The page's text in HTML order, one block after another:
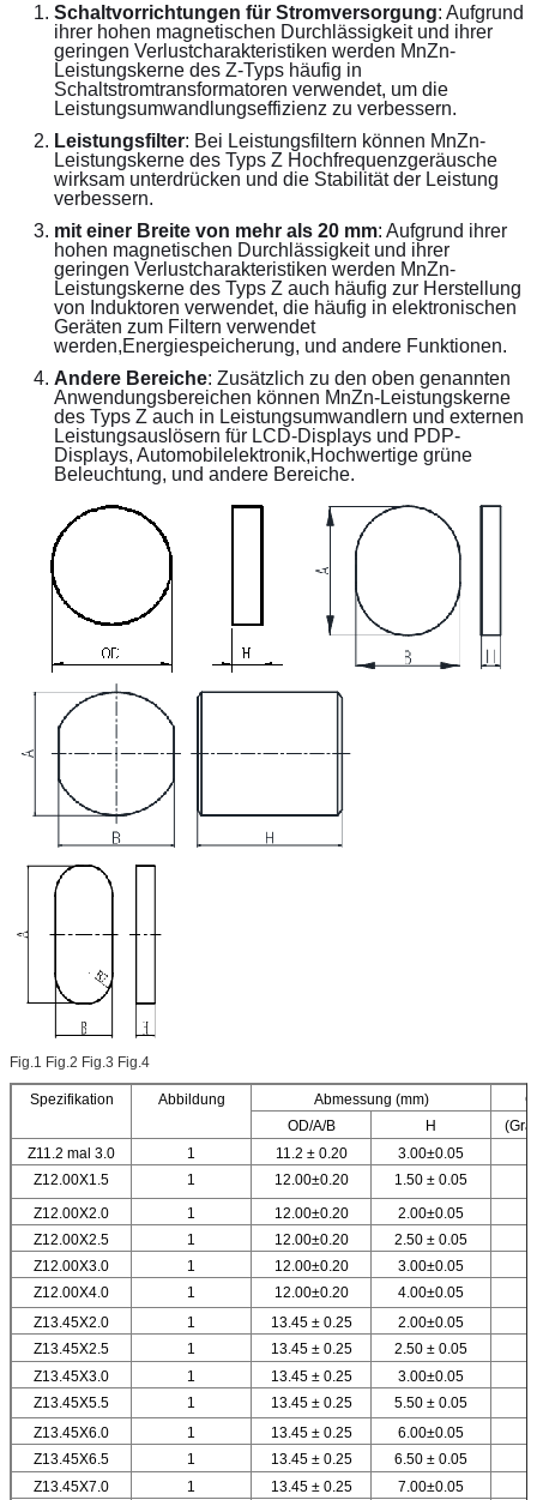
Schaltvorrichtungen für Stromversorgung: Aufgrund
ihrer hohen magnetischen Durchlässigkeit und ihrer
geringen Verlustcharakteristiken werden MnZn-
Leistungskerne des Z-Typs häufig in
Schaltstromtransformatoren verwendet, um die
Leistungsumwandlungseffizienz zu verbessern.
Leistungsfilter: Bei Leistungsfiltern können MnZn-
Leistungskerne des Typs Z Hochfrequenzgeräusche
wirksam unterdrücken und die Stabilität der Leistung
verbessern.
mit einer Breite von mehr als 20 mm: Aufgrund ihrer
hohen magnetischen Durchlässigkeit und ihrer
geringen Verlustcharakteristiken werden MnZn-
Leistungskerne des Typs Z auch häufig zur Herstellung
von Induktoren verwendet, die häufig in elektronischen
Geräten zum Filtern verwendet
werden,Energiespeicherung, und andere Funktionen.
Andere Bereiche: Zusätzlich zu den oben genannten
Anwendungsbereichen können MnZn-Leistungskerne
des Typs Z auch in Leistungsumwandlern und externen
Leistungsauslösern für LCD-Displays und PDP-
Displays, Automobilelektronik,Hochwertige grüne
Beleuchtung, und andere Bereiche.
Fig.1 Fig.2 Fig.3 Fig.4
Spezifikation Abbildung Abmessung (mm)
OD/A/B
H
Z11.2 mal 3.0
1 11.2 ± 0.20 3.00±0.05
Z12.00X1.5
1 12.00±0.20 1.50 ± 0.05
Z12.00X2.0
1 12.00±0.20 2.00±0.05
Z12.00X2.5
1 12.00±0.20 2.50 ± 0.05
Z12.00X3.0
1 12.00±0.20 3.00±0.05
Z12.00X4.0
1 12.00±0.20 4.00±0.05
Z13.45X2.0
1 13.45 ± 0.25 2.00±0.05
Z13.45X2.5
1 13.45 ± 0.25 2.50 ± 0.05
Z13.45X3.0
1 13.45 ± 0.25 3.00±0.05
Z13.45X5.5
1 13.45 ± 0.25 5.50 ± 0.05
Z13.45X6.0
1 13.45 ± 0.25 6.00±0.05
Z13.45X6.5
1 13.45 ± 0.25 6.50 ± 0.05
Z13.45X7.0
1 13.45 ± 0.25 7.00±0.05